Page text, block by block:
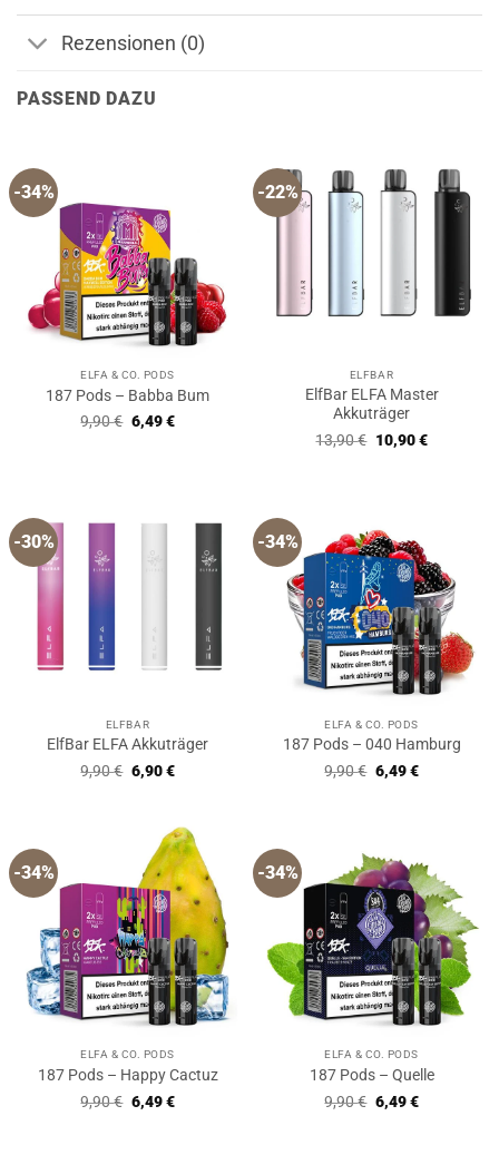
Rezensionen (0)
PASSEND DAZU
-34%
ELFA & CO. PODS
187 Pods – Babba Bum
9,90€ Ursprünglicher
Preis
6,49€Aktueller
-22%
ELFBAR
ElfBar ELFA Master
Akkuträger
13,90€ Ursprünglicher
Preis
10,90€Aktueller
-30%
ELFBAR
ElfBar ELFA Akkuträger
9,90€ Ursprünglicher
Preis
6,90€Aktueller
-34%
ELFA & CO. PODS
187 Pods – 040 Hamburg
9,90€ Ursprünglicher
Preis
6,49€Aktueller
-34%
ELFA & CO. PODS
187 Pods – Happy Cactuz
9,90€ Ursprünglicher
Preis
6,49€Aktueller
-34%
ELFA & CO. PODS
187 Pods – Quelle
9,90€ Ursprünglicher
Preis
6,49€Aktueller